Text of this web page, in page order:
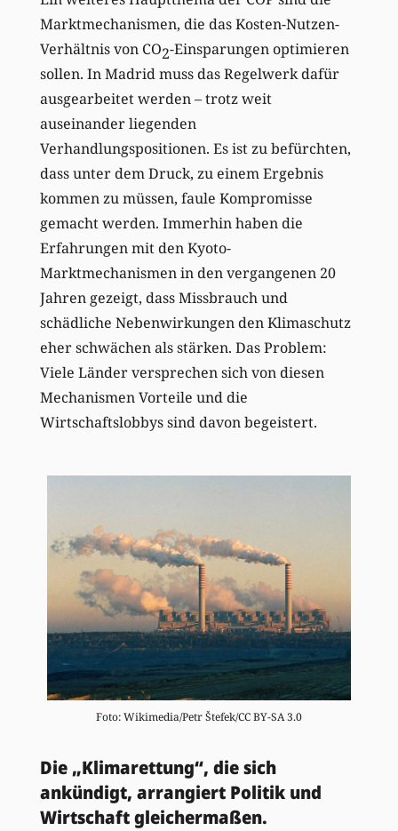
Marktmechanismen, die das Kosten-Nutzen-
Verhältnis von CO2-Einsparungen optimieren
sollen. In Madrid muss das Regelwerk dafür
ausgearbeitet werden – trotz weit
auseinander liegenden
Verhandlungspositionen. Es ist zu befürchten,
dass unter dem Druck, zu einem Ergebnis
kommen zu müssen, faule Kompromisse
gemacht werden. Immerhin haben die
Erfahrungen mit den Kyoto-
Marktmechanismen in den vergangenen 20
Jahren gezeigt, dass Missbrauch und
schädliche Nebenwirkungen den Klimaschutz
eher schwächen als stärken. Das Problem:
Viele Länder versprechen sich von diesen
Mechanismen Vorteile und die
Wirtschaftslobbys sind davon begeistert.
Foto: Wikimedia/Petr Štefek/CC BY-SA 3.0
Die „Klimarettung“, die sich
ankündigt, arrangiert Politik und
Wirtschaft gleichermaßen.